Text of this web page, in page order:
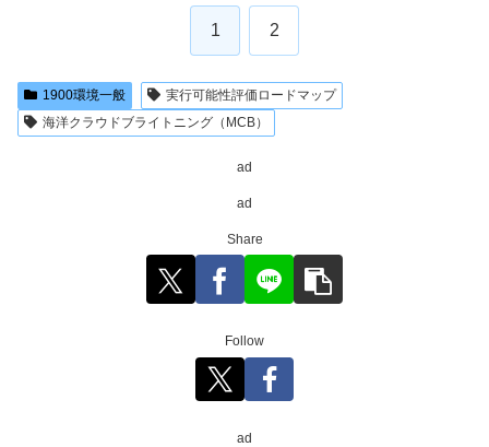
1 2
1900環境一般
実行可能性評価ロードマップ
海洋クラウドブライトニング（MCB）
ad
ad
Share
Follow
ad